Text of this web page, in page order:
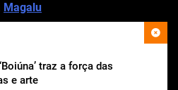
traz a força das
e arte
Magalu
institucional